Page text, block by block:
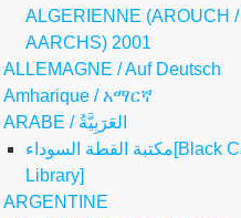
ALGERIENNE (AROUCH /
AARCHS) 2001
ALLEMAGNE / Auf Deutsch
Amharique / አማርኛ
ARABE / العَرَبِيَّةُ
مكتبة القطة السوداء[Black Cat
Library]
ARGENTINE